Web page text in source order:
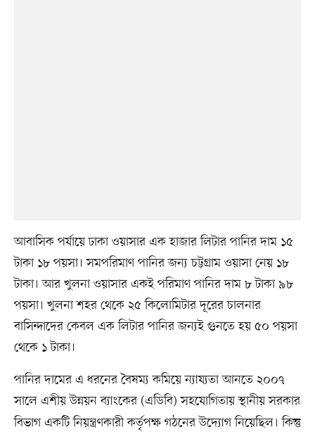
আবাসিক পর্যায়ে ঢাকা ওয়াসার এক হাজার লিটার পানির দাম ১৫
টাকা ১৮ পয়সা। সমপরিমাণ পানির জন্য চট্টগ্রাম ওয়াসা নেয় ১৮
টাকা। আর খুলনা ওয়াসার একই পরিমাণ পানির দাম ৮ টাকা ৯৮
পয়সা। খুলনা শহর থেকে ২৫ কিলোমিটার দূরের চালনার
বাসিন্দাদের কেবল এক লিটার পানির জন্যই গুনতে হয় ৫০ পয়সা
থেকে ১ টাকা।
পানির দামের এ ধরনের বৈষম্য কমিয়ে ন্যায্যতা আনতে ২০০৭
সালে এশীয় উন্নয়ন ব্যাংকের (এডিবি) সহযোগিতায় স্থানীয় সরকার
বিভাগ একটি নিয়ন্ত্রণকারী কর্তৃপক্ষ গঠনের উদ্যোগ নিয়েছিল। কিন্তু